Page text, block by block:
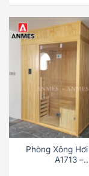
Phòng Xông
A1713 –